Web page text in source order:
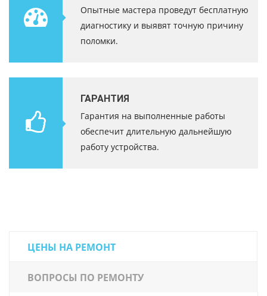
Опытные мастера проведут бесплатную
диагностику и выявят точную причину
поломки.
ГАРАНТИЯ
Гарантия на выполненные работы
обеспечит длительную дальнейшую
работу устройства.
ЦЕНЫ НА РЕМОНТ
ВОПРОСЫ ПО РЕМОНТУ